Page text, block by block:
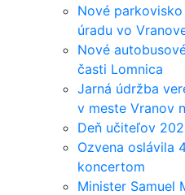
Nové
úradu vo
Nové
časti Lomnica
Jarná údržba
v meste Vranov
Deň učiteľov
Ozvena oslávila
koncertom
Minister Samuel